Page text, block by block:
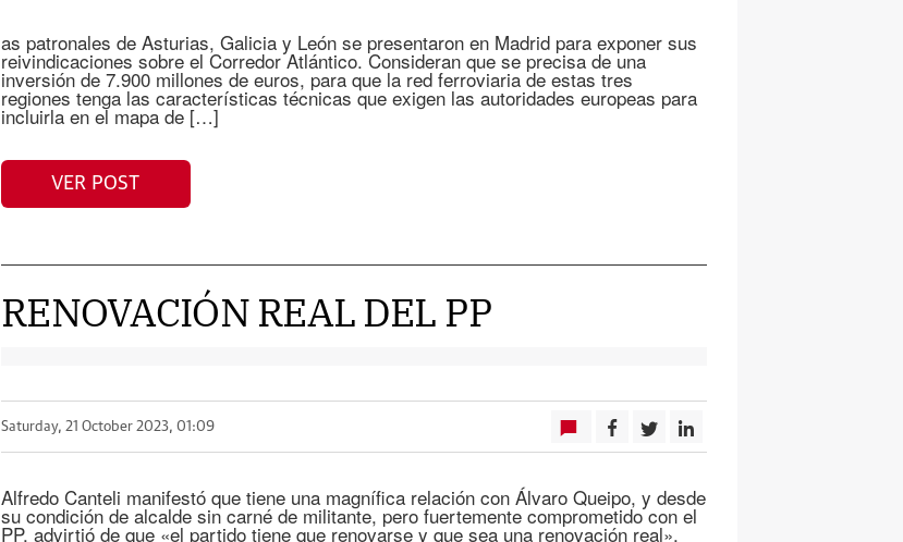
as patronales de Asturias, Galicia y León se presentaron en Madrid para exponer sus
reivindicaciones sobre el Corredor Atlántico. Consideran que se precisa de una
inversión de 7.900 millones de euros, para que la red ferroviaria de estas tres
regiones tenga las características técnicas que exigen las autoridades europeas para
incluirla en el mapa de […]
VER POST
RENOVACIÓN REAL DEL PP
Saturday, 21 October 2023, 01:09
Alfredo Canteli manifestó que tiene una magnífica relación con Álvaro Queipo, y desde
su condición de alcalde sin carné de militante, pero fuertemente comprometido con el
PP, advirtió de que «el partido tiene que renovarse y que sea una renovación real».